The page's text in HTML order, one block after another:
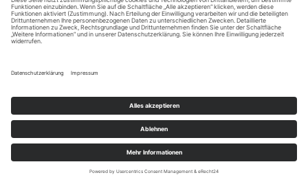
Dienstleistungen & Produkte
Freizeit und mehr
Regio Ratgeber
von ThemeGrill. Präsentiert von
WordPress.